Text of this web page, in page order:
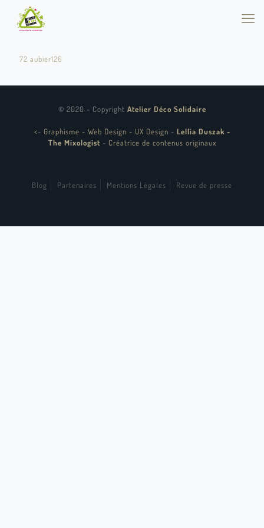
72 aubier126
© 2020 - Copyright Atelier Déco Solidaire
<- Graphisme - Web Design - UX Design - Lellia Duszak -
The Mixologist - Créatrice de contenus originaux
Blog Partenaires Mentions Légales Revue de presse